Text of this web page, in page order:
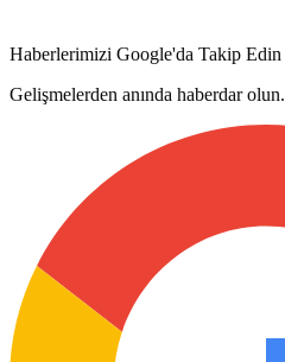
Haberlerimizi Google'da Takip Edin
Gelişmelerden anında haberdar olun.